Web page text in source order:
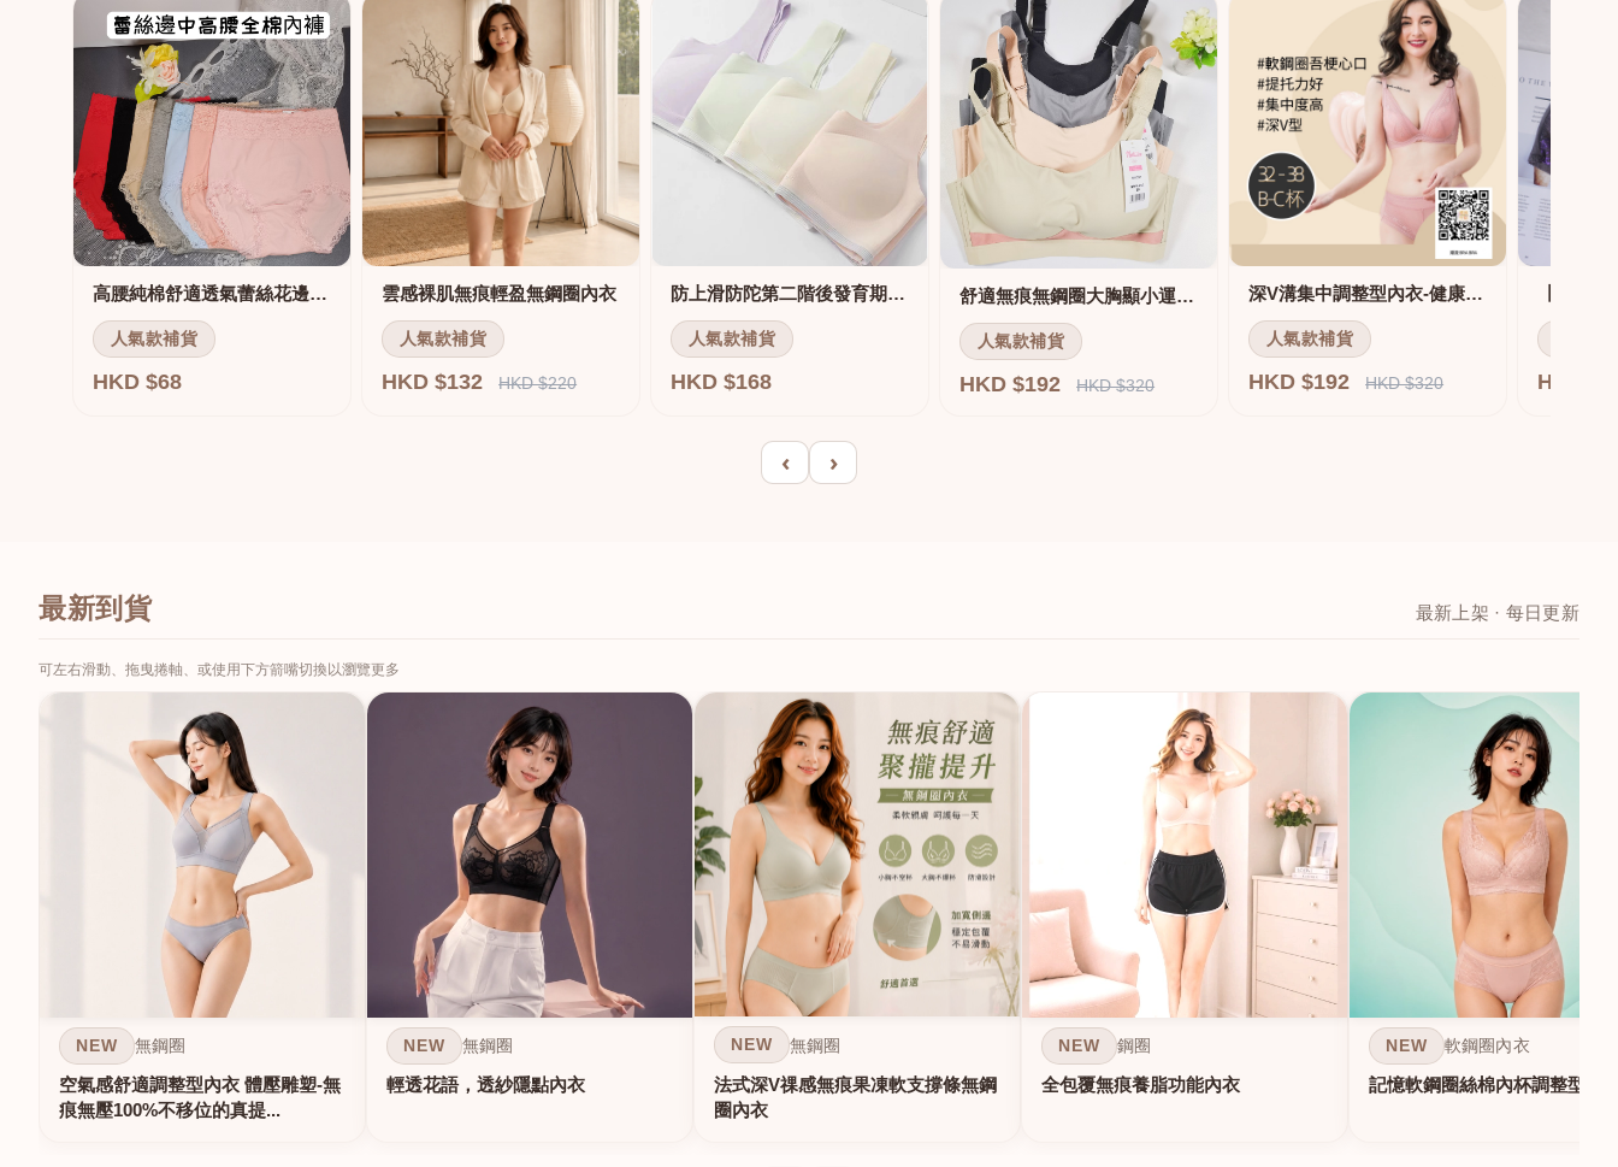
高腰純棉舒適透氣蕾絲花邊三角褲
人氣款補貨
HKD $68
雲感裸肌無痕輕盈無鋼圈內衣
人氣款補貨
HKD $132 HKD $220
防上滑防陀第二階後發育期內衣
人氣款補貨
HKD $168
舒適無痕無鋼圈大胸顯小運動內衣
人氣款補貨
HKD $192 HKD $320
深V溝集中調整型內衣-健康軟鋼圈
人氣款補貨
HKD $192 HKD $320 HKD
‹ ›
最新到貨 最新上架 · 每日更新
可左右滑動、拖曳捲軸、或使用下方箭嘴切換以瀏覽更多
NEW 無鋼圈
空氣感舒適調整型內衣 體壓雕塑-無
痕無壓100%不移位的真提...
NEW 無鋼圈
輕透花語，透紗隱點內衣
NEW 無鋼圈
法式深V祼感無痕果凍軟支撐條無鋼
圈內衣
NEW 鋼圈
全包覆無痕養脂功能內衣
NEW 軟鋼圈內衣
記憶軟鋼圈絲棉內杯調整型內